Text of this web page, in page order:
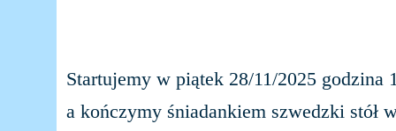
Startujemy w piątek 28/11/2025 godzina
a kończymy śniadankiem szwedzki stół